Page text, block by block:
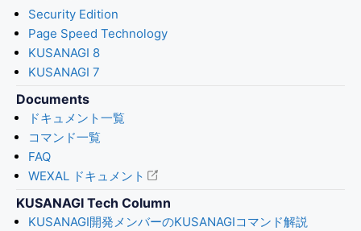
Security Edition
Page Speed Technology
KUSANAGI 8
KUSANAGI 7
Documents
ドキュメント一覧
コマンド一覧
FAQ
WEXAL ドキュメント
KUSANAGI Tech Column
KUSANAGI開発メンバーのKUSANAGIコマンド解説